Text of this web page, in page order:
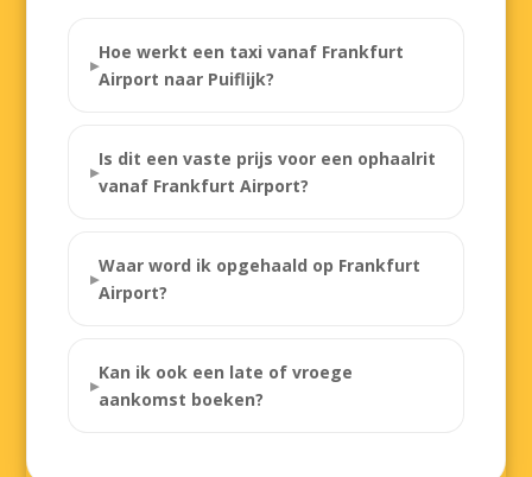
Hoe werkt een taxi vanaf Frankfurt
Airport naar Puiflijk?
Is dit een vaste prijs voor een ophaalrit
vanaf Frankfurt Airport?
Waar word ik opgehaald op Frankfurt
Airport?
Kan ik ook een late of vroege
aankomst boeken?